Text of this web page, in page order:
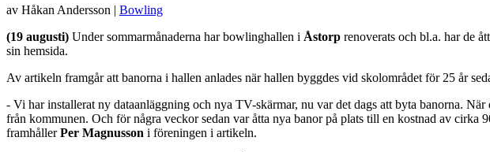
av Håkan Andersson | Bowling
(19 augusti) Under sommarmånaderna har bowlinghallen i Åstorp renoverats och bl.a. har de
sin hemsida.
Av artikeln framgår att banorna i hallen anlades när hallen byggdes vid skolområdet för 25 år
- Vi har installerat ny dataanläggning och nya TV-skärmar, nu var det dags att byta banorna.
från kommunen. Och för några veckor sedan var åtta nya banor på plats till en kostnad av
framhållerPer Magnusson i föreningen i artikeln.